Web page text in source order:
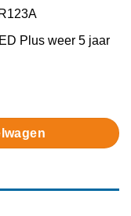
Plus weer 5 jaar